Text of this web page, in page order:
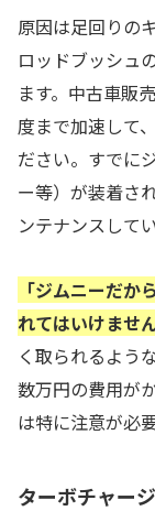
原因は足回りの
ロッドブッシュ
ます。中古車販
度まで加速して
ださい。すでに
ー等）が装着さ
ンテナンスして
「ジムニーだ
れてはいけません
く取られるよう
数万円の費用が
は特に注意が必要
ターボチャー